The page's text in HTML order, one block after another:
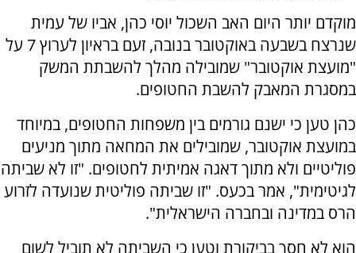
מוקדם יותר היום האב השכול יוסי כהן, אביו של עמית
שנרצח בשבעה באוקטובר בנובה, זעם בראיון לערוץ 7 על
"מועצת אוקטובר" שמובילה מהלך להשבתת המשק
במסגרת המאבק להשבת החטופים.
כהן טען כי ישנם גורמים בין משפחות החטופים, במיוחד
במועצת אוקטובר, שמובילים את המחאה מתוך מניעים
פוליטיים ולא מתוך דאגה אמיתית לחטופים. "זו לא שביתה
לגיטימית", אמר בכעס. "זו שביתה פוליטית שנועדה לזרוע
הרס במדינה ובחברה הישראלית".
הוא לא חסך בביקורת וטען כי השביתה לא תוביל לשום